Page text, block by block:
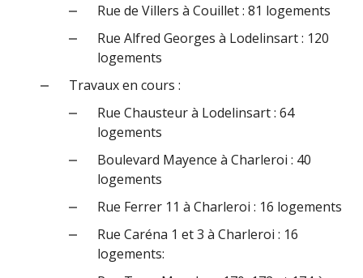
Rue de Villers à Couillet : 81 logements
Rue Alfred Georges à Lodelinsart : 120
logements
Travaux en cours :
Rue Chausteur à Lodelinsart : 64
logements
Boulevard Mayence à Charleroi : 40
logements
Rue Ferrer 11 à Charleroi : 16 logements
Rue Caréna 1 et 3 à Charleroi : 16
logements: